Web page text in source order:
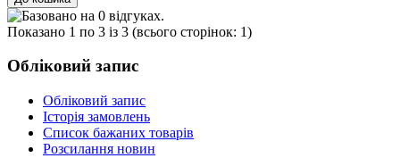
Показано 1 по 3 із 3 (всього сторінок: 1)
Обліковий запис
Обліковий запис
Історія замовлень
Список бажаних товарів
Розсилання новин